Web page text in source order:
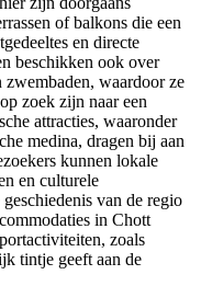
of balkons die een
en directe
beschikken ook over
waardoor ze
zoek zijn naar een
attracties, waaronder
medina, dragen bij aan
kunnen lokale
en culturele
van de regio
in Chott
zoals
tintje geeft aan de